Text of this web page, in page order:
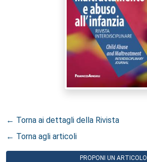
← Torna ai dettagli della Rivista
← Torna agli articoli
PROPONI UN ARTICOLO